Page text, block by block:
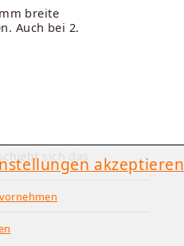
breite
Auch bei 2.
sich das
akzeptieren